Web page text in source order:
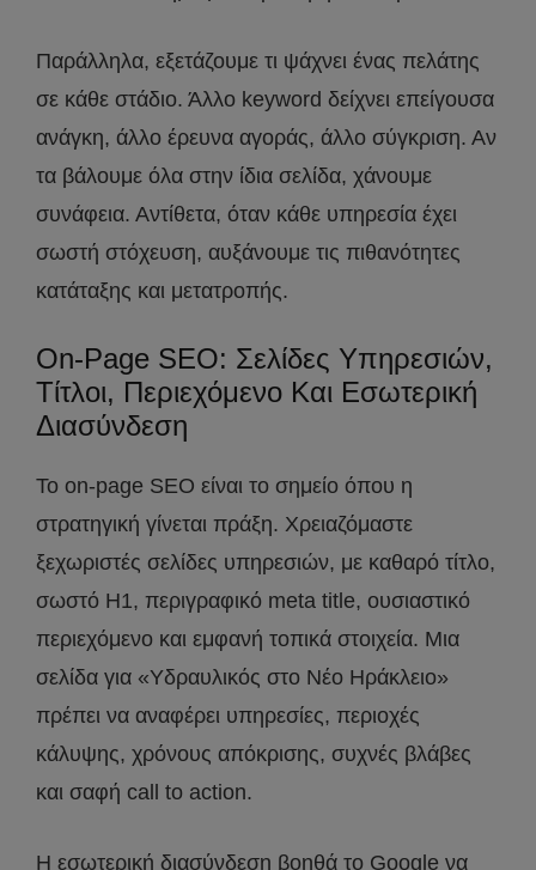
Παράλληλα, εξετάζουμε τι ψάχνει ένας πελάτης
σε κάθε στάδιο. Άλλο keyword δείχνει επείγουσα
ανάγκη, άλλο έρευνα αγοράς, άλλο σύγκριση. Αν
τα βάλουμε όλα στην ίδια σελίδα, χάνουμε
συνάφεια. Αντίθετα, όταν κάθε υπηρεσία έχει
σωστή στόχευση, αυξάνουμε τις πιθανότητες
κατάταξης και μετατροπής.
On-Page SEO: Σελίδες Υπηρεσιών,
Τίτλοι, Περιεχόμενο Και Εσωτερική
Διασύνδεση
Το on-page SEO είναι το σημείο όπου η
στρατηγική γίνεται πράξη. Χρειαζόμαστε
ξεχωριστές σελίδες υπηρεσιών, με καθαρό τίτλο,
σωστό H1, περιγραφικό meta title, ουσιαστικό
περιεχόμενο και εμφανή τοπικά στοιχεία. Μια
σελίδα για «Υδραυλικός στο Νέο Ηράκλειο»
πρέπει να αναφέρει υπηρεσίες, περιοχές
κάλυψης, χρόνους απόκρισης, συχνές βλάβες
και σαφή call to action.
Η εσωτερική διασύνδεση βοηθά το Google να